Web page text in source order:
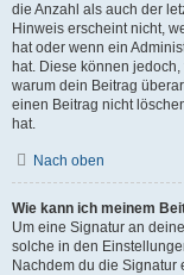
die Anzahl als auch der
Hinweis erscheint nicht,
hat oder wenn ein
hat. Diese können
warum dein Beitrag
einen Beitrag nicht
hat.
Nach oben
Wie kann ich meinem
Um eine Signatur an
solche in den
Nachdem du die Signatur